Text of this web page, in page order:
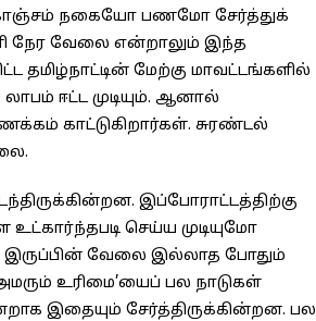
கொஞ்சம் நகையோ பணமோ சேர்த்துக்
நேர வேலை என்றாலும் இந்த
தமிழ்நாட்டின் மேற்கு மாவட்டங்களில்
ஈட்ட முடியும். ஆனால்
காட்டுகிறார்கள். சுரண்டல்
இப்போராட்டத்திற்கு
செய்ய முடியுமோ
வேலை இல்லாத போதும்
உரிமை’யைப் பல நாடுகள்
இதையும் சேர்த்திருக்கின்றன. பல